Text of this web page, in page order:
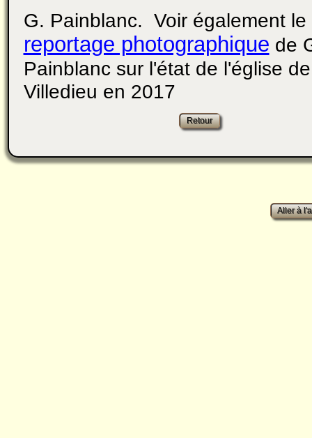
G. Painblanc. Voir également le
reportage photographique de
Painblanc sur l'état de l'église
Villedieu en 2017